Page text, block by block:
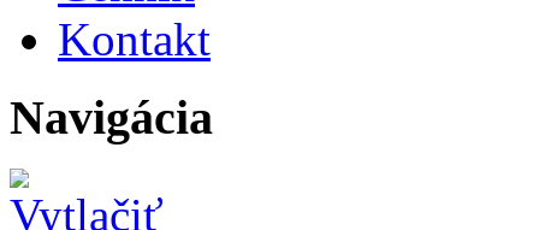
Kontakt
Navigácia